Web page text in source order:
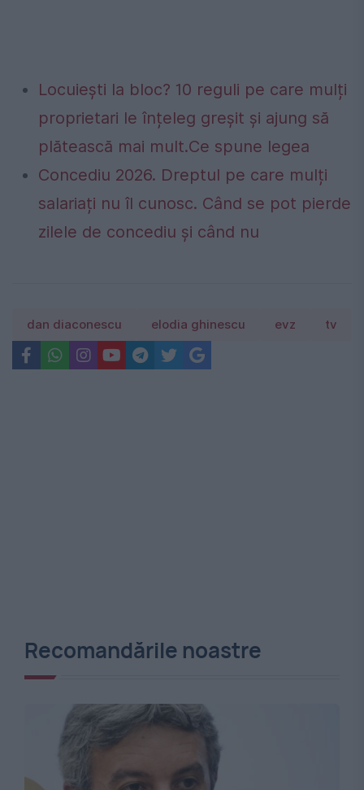
Locuiești la bloc? 10 reguli pe care mulți
proprietari le înțeleg greșit și ajung să
plătească mai mult.Ce spune legea
Concediu 2026. Dreptul pe care mulți
salariați nu îl cunosc. Când se pot pierde
zilele de concediu și când nu
dan diaconescu elodia ghinescu evz tv
Recomandările noastre